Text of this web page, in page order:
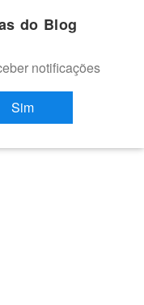
e do Vale do São
do Blog
notificações
Sim